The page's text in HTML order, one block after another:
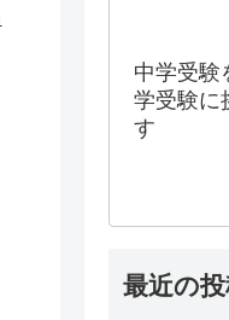
中学受験
学受験に
す
最近の